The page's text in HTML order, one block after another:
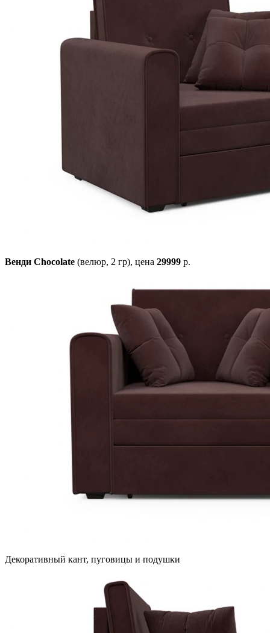
Венди Chocolate (велюр, 2 гр), цена 29999 р.
Декоративный кант, пуговицы и подушки